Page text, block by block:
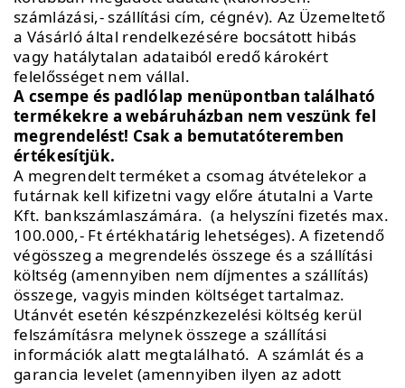
számlázási,- szállítási cím, cégnév). Az Üzemeltető
a Vásárló által rendelkezésére bocsátott hibás
vagy hatálytalan adataiból eredő károkért
felelősséget nem vállal.
A csempe és padlólap menüpontban található
termékekre a webáruházban nem veszünk fel
megrendelést! Csak a bemutatóteremben
értékesítjük.
A megrendelt terméket a csomag átvételekor a
futárnak kell kifizetni vagy előre átutalni a Varte
Kft. bankszámlaszámára. (a helyszíni fizetés max.
100.000,- Ft értékhatárig lehetséges). A fizetendő
végösszeg a megrendelés összege és a szállítási
költség (amennyiben nem díjmentes a szállítás)
összege, vagyis minden költséget tartalmaz.
Utánvét esetén készpénzkezelési költség kerül
felszámításra melynek összege a szállítási
információk alatt megtalálható. A számlát és a
garancia levelet (amennyiben ilyen az adott